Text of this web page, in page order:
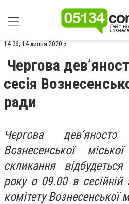
14:36, 14 липня 2020 р.
Чергова
сесія
ради
Чергова
Вознесенської
скликання
року о 09.00 в сесійній
комітету Вознесенської